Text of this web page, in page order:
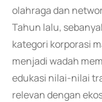
olahraga dan
Tahun lalu,
kategori korporasi
menjadi wadah
edukasi nilai-nilai
relevan dengan